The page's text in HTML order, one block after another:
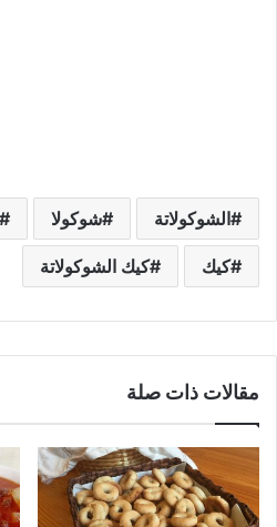
الشوكولاتة شوكولا
كيك كيك الشوكولاتة
مقالات ذات صلة